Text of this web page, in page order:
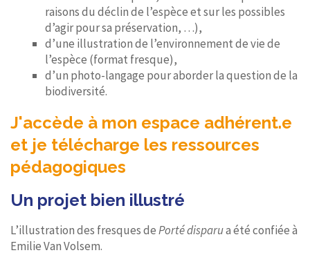
raisons du déclin de l’espèce et sur les possibles
d’agir pour sa préservation, …),
d’une illustration de l’environnement de vie de
l’espèce (format fresque),
d’un photo-langage pour aborder la question de la
biodiversité.
J'accède à mon espace adhérent.e
et je télécharge les ressources
pédagogiques
Un projet bien illustré
L’illustration des fresques dePorté disparua été confiée à
Emilie Van Volsem.